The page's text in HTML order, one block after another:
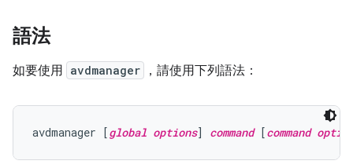
語法
如要使用 avdmanager ，請使用下列語法：
avdmanager [global options] command [command